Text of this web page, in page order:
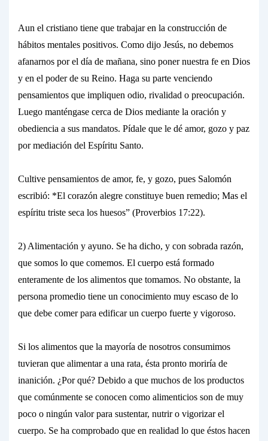
Aun el cristiano tiene que trabajar en la construcción de
hábitos mentales positivos. Como dijo Jesús, no debemos
afanarnos por el día de mañana, sino poner nuestra fe en Dios
y en el poder de su Reino. Haga su parte venciendo
pensamientos que impliquen odio, rivalidad o preocupación.
Luego manténgase cerca de Dios mediante la oración y
obediencia a sus mandatos. Pídale que le dé amor, gozo y paz
por mediación del Espíritu Santo.
Cultive pensamientos de amor, fe, y gozo, pues Salomón
escribió: *El corazón alegre constituye buen remedio; Mas el
espíritu triste seca los huesos” (Proverbios 17:22).
2) Alimentación y ayuno. Se ha dicho, y con sobrada razón,
que somos lo que comemos. El cuerpo está formado
enteramente de los alimentos que tomamos. No obstante, la
persona promedio tiene un conocimiento muy escaso de lo
que debe comer para edificar un cuerpo fuerte y vigoroso.
Si los alimentos que la mayoría de nosotros consumimos
tuvieran que alimentar a una rata, ésta pronto moriría de
inanición. ¿Por qué? Debido a que muchos de los productos
que comúnmente se conocen como alimenticios son de muy
poco o ningún valor para sustentar, nutrir o vigorizar el
cuerpo. Se ha comprobado que en realidad lo que éstos hacen